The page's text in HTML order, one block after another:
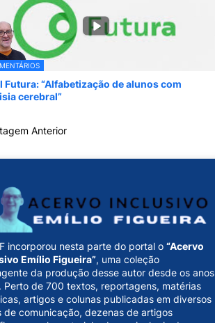
Futura: “Alfabetização de alunos com
cerebral”
Anterior
incorporou nesta parte do portal o “Acervo
Emílio Figueira”, uma coleção
da produção desse autor desde os anos
Perto de 700 textos, reportagens, matérias
artigos e colunas publicadas em diversos
de comunicação, dezenas de artigos